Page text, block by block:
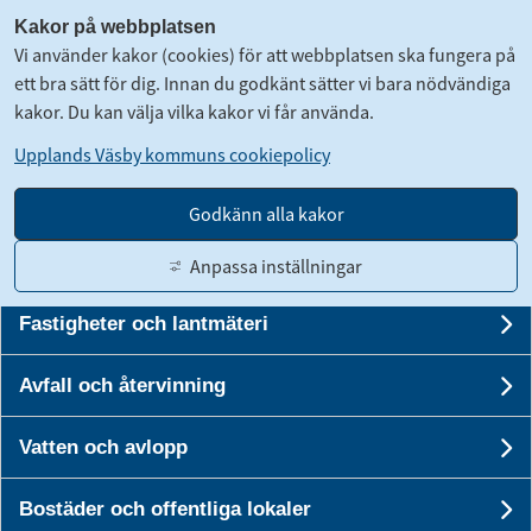
Kakor på webbplatsen
Vi använder kakor (cookies) för att webbplatsen ska fungera på
ett bra sätt för dig. Innan du godkänt sätter vi bara nödvändiga
kakor. Du kan välja vilka kakor vi får använda.
Upplands Väsby kommuns cookiepolicy
Godkänn alla kakor
Anpassa inställningar
Gå till innehåll
Translate Logga in
Stäng
Bygga nytt, ändra eller riva
Fastigheter och lantmäteri
Avfall och återvinning
Vatten och avlopp
Bostäder och offentliga lokaler
Stäng